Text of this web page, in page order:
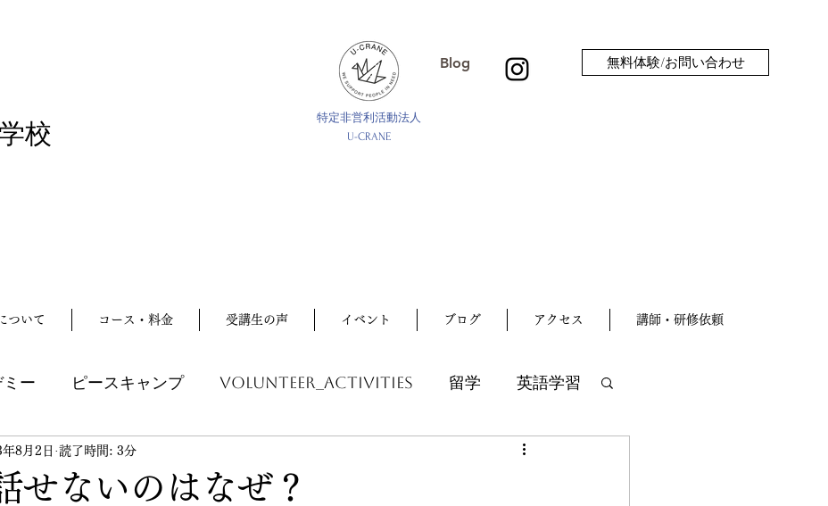
校
Blog
特定非営利活動法人
U-CRANE
無料体験/お問い合わせ
ついて コース・料金 受講生の声 イベント ブログ アクセス 講師・研修依頼
ー ピースキャンプ volunteer_activities 留学 英語学習
ベント 講習会
せないのはなぜ？
8月2日 読了時間: 3分